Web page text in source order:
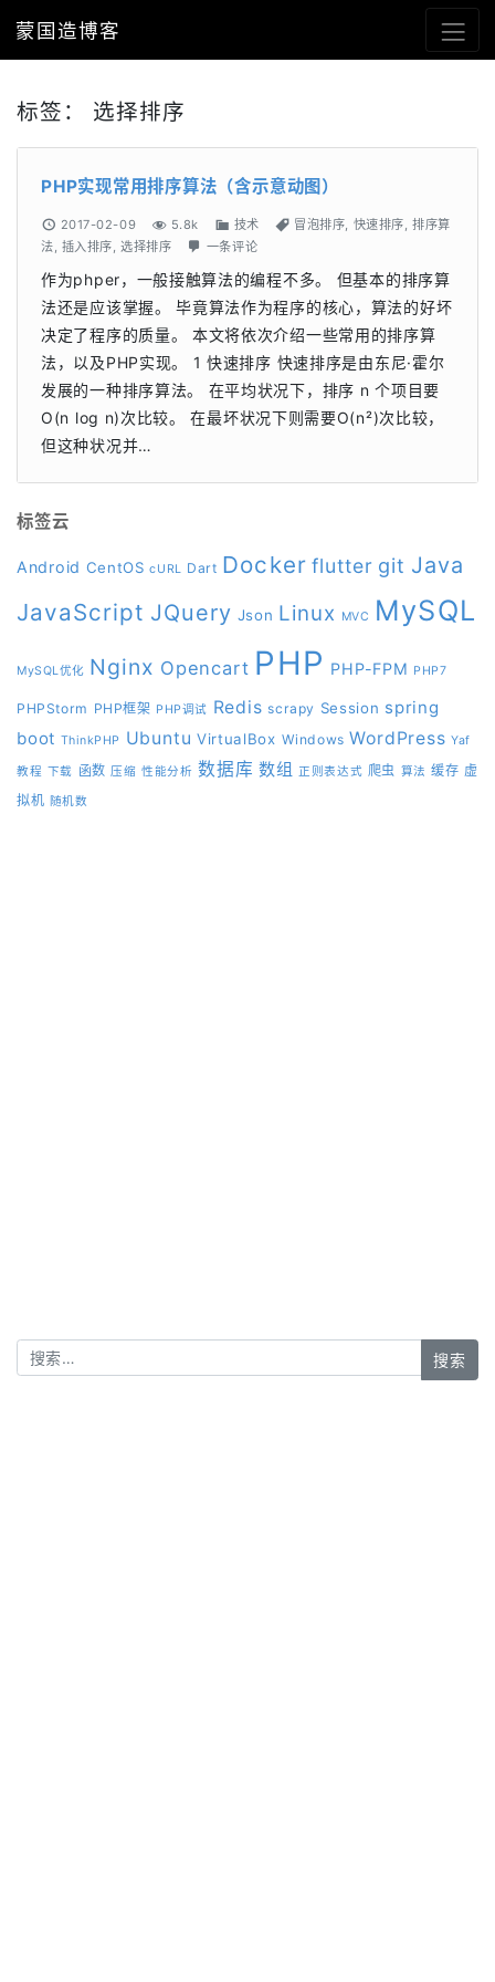
蒙国造博客
标签： 选择排序
PHP实现常用排序算法（含示意动图）
2017-02-09 5.8k 技术 冒泡排序 快速排序 排序算
法 插入排序 ,选择排序 一条评论
作为phper，一般接触算法的编程不多。 但基本的排序算
法还是应该掌握。 毕竟算法作为程序的核心，算法的好坏
决定了程序的质量。 本文将依次介绍一些常用的排序算
法，以及PHP实现。 1 快速排序 快速排序是由东尼·霍尔
发展的一种排序算法。 在平均状况下，排序 n 个项目要
Ο(n log n)次比较。 在最坏状况下则需要Ο(n²)次比较，
但这种状况并…
标签云
Android CentOS cURL Dart Docker flutter git Java
JavaScript JQuery Json Linux MVC MySQL
MySQL优化 Nginx Opencart PHP PHP-FPM PHP7
PHPStorm PHP框架 PHP调试 Redis scrapy Session spring
boot ThinkPHP Ubuntu VirtualBox Windows WordPress Yaf
教程 下载 函数 压缩 性能分析 数据库 数组 正则表达式 爬虫 算法 缓存 虚
拟机 随机数